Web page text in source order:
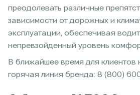
преодолевать различные
зависимости от дорожных и
эксплуатации, обеспечивая
непревзойденный уровень
В ближайшее время для клиентов
горячая линия бренда: 8 (800)